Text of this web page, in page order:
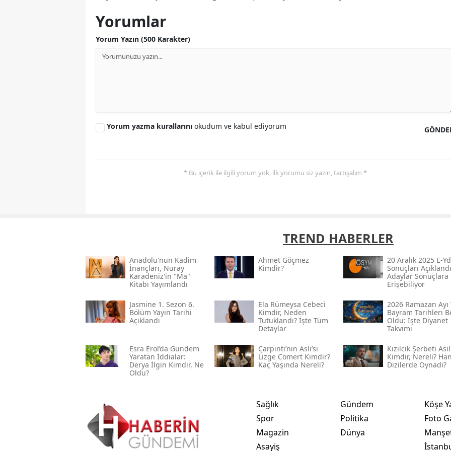
Yorumlar
Yorum Yazın (500 Karakter)
Yorum yazma kurallarını okudum ve kabul ediyorum
* Bu içerik ile ilgili yorum yok, ilk yorumu siz yazın, tartışalım *
TREND HABERLER
Anadolu'nun Kadim
İnançları, Nuray
Karadeniz'in "ma"
Kitabı Yayımlandı
Ahmet Göçmez
Kimdir?
20 Aralık 2025 E-
Sonuçları
Adaylar Sonuçlara
Erişebiliyor
Jasmine 1. Sezon 6.
Bölüm Yayın Tarihi
Açıklandı
Ela Rümeysa Cebeci
Kimdir, Neden
Tutuklandı? İşte Tüm
Detaylar
2026 Ramazan Ayı
Bayram Tarihleri
Oldu: İşte Diyanet
Takvimi
Esra Erol’da Gündem
Yaratan İddialar:
Derya İlgin Kimdir, Ne
Oldu?
Çarpıntı’nın Aslı’sı
Lizge Cömert Kimdir?
Kaç Yaşında Nereli?
Kızılcık Şerbeti Asil
Kimdir, Nereli?
Dizilerde Oynadı?
Sağlık
Spor
Magazin
Asayiş
Gündem
Politika
Dünya
Köşe
Foto